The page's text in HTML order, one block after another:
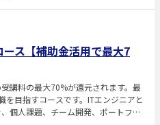
ス【補助金活用で最大7
講料の最大70%が還元されます。最
を目指すコースです。ITエンジニアと
個人課題、チーム開発、ポートフォ